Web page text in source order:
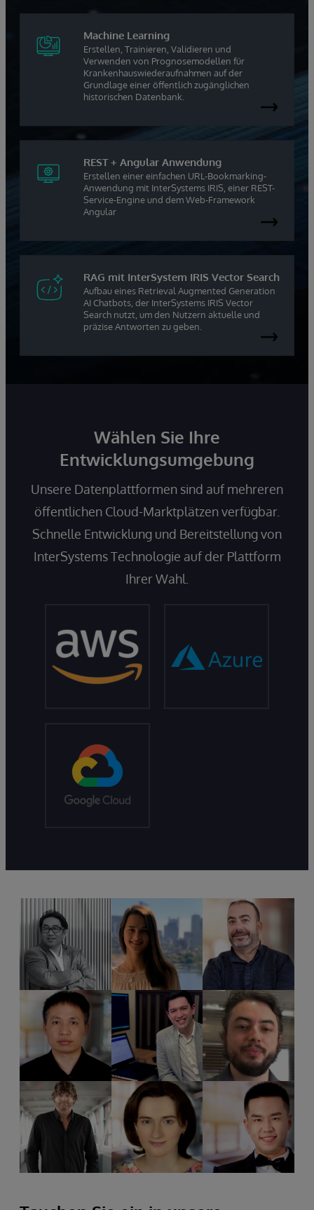
Machine Learning
Erstellen, Trainieren, Validieren und
Verwenden von Prognosemodellen für
Krankenhauswiederaufnahmen auf der
Grundlage einer öffentlich zugänglichen
historischen Datenbank.
REST + Angular Anwendung
Erstellen einer einfachen URL-Bookmarking-
Anwendung mit InterSystems IRIS, einer REST-
Service-Engine und dem Web-Framework
Angular
RAG mit InterSystem IRIS Vector Search
Aufbau eines Retrieval Augmented Generation
AI Chatbots, der InterSystems IRIS Vector
Search nutzt, um den Nutzern aktuelle und
präzise Antworten zu geben.
Wählen Sie Ihre
Entwicklungsumgebung
Unsere Datenplattformen sind auf mehreren
öffentlichen Cloud-Marktplätzen verfügbar.
Schnelle Entwicklung und Bereitstellung von
InterSystems Technologie auf der Plattform
Ihrer Wahl.